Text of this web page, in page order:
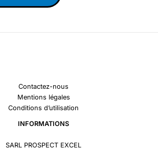
Contactez-nous
Mentions légales
Conditions d’utilisation
INFORMATIONS
SARL PROSPECT EXCEL